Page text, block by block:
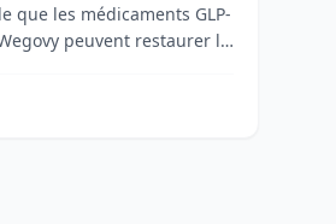
que les médicaments GLP-
peuvent restaurer le